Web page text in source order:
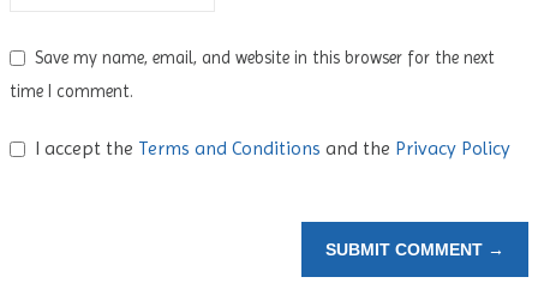
Save my name, email, and website in this browser for the next
time I comment.
I accept the Terms and Conditions and the Privacy Policy
SUBMIT COMMENT →